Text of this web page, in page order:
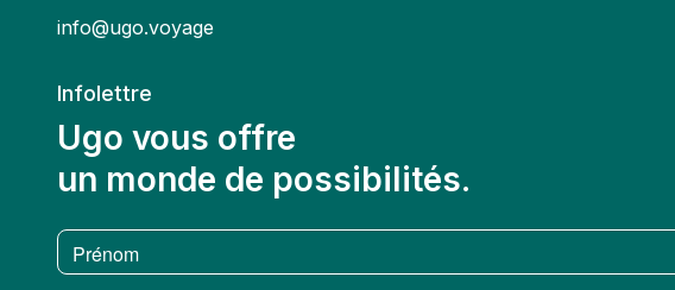
info@ugo.voyage
Infolettre
Ugo vous offre
un monde de possibilités.
Prénom